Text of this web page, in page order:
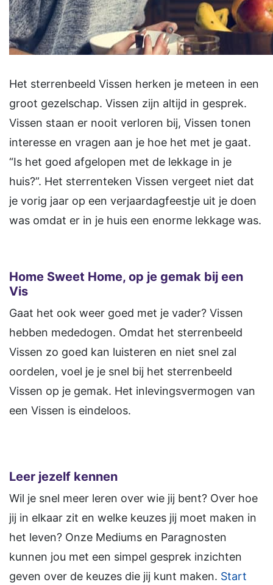
Het sterrenbeeld Vissen herken je meteen in een
groot gezelschap. Vissen zijn altijd in gesprek.
Vissen staan er nooit verloren bij, Vissen tonen
interesse en vragen aan je hoe het met je gaat.
“Is het goed afgelopen met de lekkage in je
huis?”. Het sterrenteken Vissen vergeet niet dat
je vorig jaar op een verjaardagfeestje uit je doen
was omdat er in je huis een enorme lekkage was.
Home Sweet Home, op je gemak bij een
Vis
Gaat het ook weer goed met je vader? Vissen
hebben mededogen. Omdat het sterrenbeeld
Vissen zo goed kan luisteren en niet snel zal
oordelen, voel je je snel bij het sterrenbeeld
Vissen op je gemak. Het inlevingsvermogen van
een Vissen is eindeloos.
Leer jezelf kennen
Wil je snel meer leren over wie jij bent? Over hoe
jij in elkaar zit en welke keuzes jij moet maken in
het leven? Onze Mediums en Paragnosten
kunnen jou met een simpel gesprek inzichten
geven over de keuzes die jij kunt maken. Start